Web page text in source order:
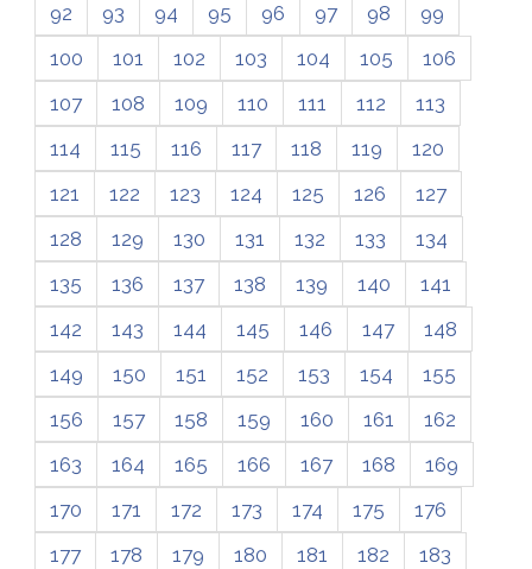
92
93 94 95 96 97 98
99
100
101 102 103 104 105
106
107
108 109 110 111 112
113
114
115 116 117 118 119
120
121
122 123 124 125 126
127
128
129 130 131 132 133
134
135
136 137 138 139 140
141
142
143 144 145 146 147
148
149
150 151 152 153 154
155
156
157 158 159 160 161
162
163
164 165 166 167 168
169
170
171 172 173 174 175
176
177
178 179 180 181 182
183